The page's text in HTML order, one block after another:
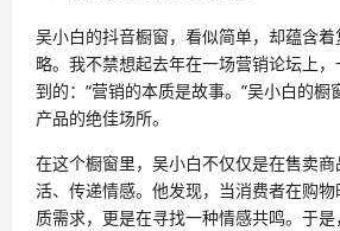
吴小白的抖音橱窗，看似简单，却蕴含
略。我不禁想起去年在一场营销论坛上
到的：“营销的本质是故事。”吴小白的
产品的绝佳场所。
在这个橱窗里，吴小白不仅仅是在售卖
活、传递情感。他发现，当消费者在购
质需求，更是在寻找一种情感共鸣。于